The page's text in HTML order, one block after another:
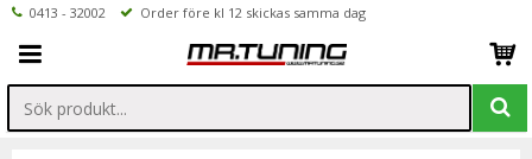
0413 - 32002 Order före kl 12 skickas samma dag